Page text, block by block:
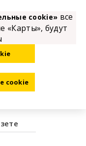
cookie» все
«Карты», будут
cookie